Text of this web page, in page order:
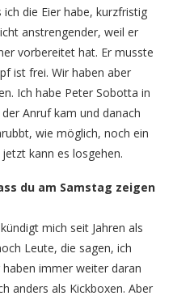
die Eier habe, kurzfristig
anstrengender, weil er
vorbereitet hat. Er musste
ist frei. Wir haben aber
Ich habe Peter Sobotta in
Anruf kam und danach
wie möglich, noch ein
kann es losgehen.
du am Samstag zeigen
mich seit Jahren als
Leute, die sagen, ich
immer weiter daran
anders als Kickboxen. Aber